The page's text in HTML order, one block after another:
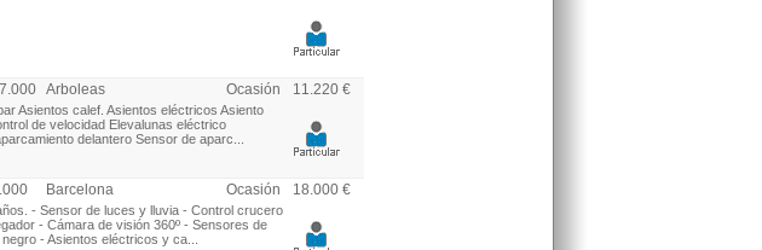
Arboleas Ocasión 11.220 €
Asientos calef. Asientos eléctricos Asiento
de velocidad Elevalunas eléctrico
delantero Sensor de aparc...
Barcelona Ocasión 18.000 €
- Sensor de luces y lluvia - Control crucero
- Cámara de visión 360º - Sensores de
- Asientos eléctricos y ca...